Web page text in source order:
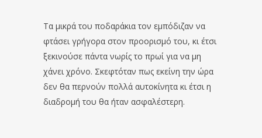
Τα μικρά του ποδαράκια τον εμπόδιζαν να
φτάσει γρήγορα στον προορισμό του, κι έτσι
ξεκινούσε πάντα νωρίς το πρωί για να μη
χάνει χρόνο. Σκεφτόταν πως εκείνη την ώρα
δεν θα περνούν πολλά αυτοκίνητα κι έτσι η
διαδρομή του θα ήταν ασφαλέστερη.